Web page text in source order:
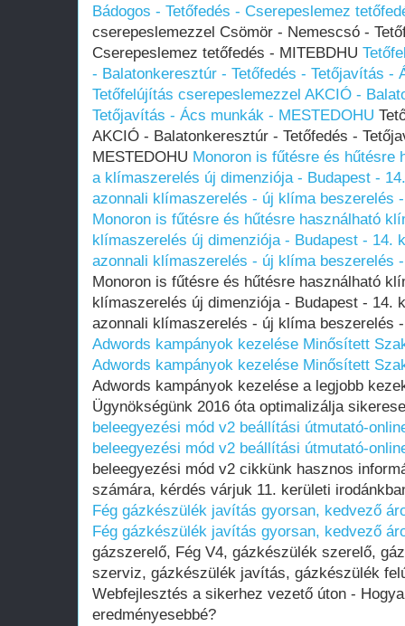
Bádogos - Tetőfedés - Cserepeslemez
cserepeslemezzel Csömör - Nemescsó -
Cserepeslemez tetőfedés - MITEBDHU
- Balatonkeresztúr - Tetőfedés - Tetőjavítás -
Tetőfelújítás cserepeslemezzel AKCIÓ -
Tetőjavítás - Ács munkák - MESTEDOHU
AKCIÓ - Balatonkeresztúr - Tetőfedés -
MESTEDOHU Monoron is fűtésre és hűtésre
a klímaszerelés új dimenziója - Budapest -
azonnali klímaszerelés - új klíma beszerelés
Monoron is fűtésre és hűtésre használható
klímaszerelés új dimenziója - Budapest - 14.
azonnali klímaszerelés - új klíma beszerelés
Monoron is fűtésre és hűtésre használható
klímaszerelés új dimenziója - Budapest - 14.
azonnali klímaszerelés - új klíma beszerelés
Adwords kampányok kezelése Minősített
Adwords kampányok kezelése Minősített
Adwords kampányok kezelése a legjobb
Ügynökségünk 2016 óta optimalizálja
beleegyezési mód v2 beállítási útmutató-
beleegyezési mód v2 beállítási útmutató-
beleegyezési mód v2 cikkünk hasznos
számára, kérdés várjuk 11. kerületi
Fég gázkészülék javítás gyorsan, kedvező
Fég gázkészülék javítás gyorsan, kedvező
gázszerelő, Fég V4, gázkészülék szerelő,
szerviz, gázkészülék javítás, gázkészülék
Webfejlesztés a sikerhez vezető úton -
eredményesebbé?